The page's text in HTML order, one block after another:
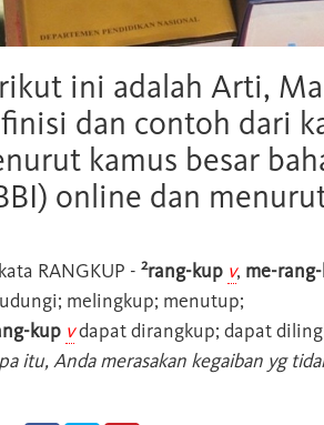
ini adalah Arti,
dan contoh dari
kamus besar
online dan
RANGKUP - 2rang-kup v, me-
melingkup; menutup;
kup vdapat dirangkup; dapat
itu, Anda merasakan kegaiban yg